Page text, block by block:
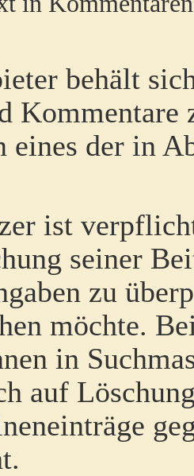
behält
Kommentare
eines der in
ist
seiner
zu
möchte.
in
auf